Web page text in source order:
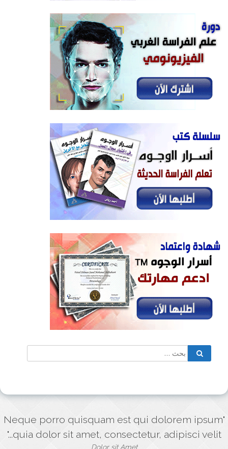
بحث
"Neque porro quisquam est qui dolorem ipsum
quia dolor sit amet, consectetur, adipisci velit..."
Dolor sit Amet